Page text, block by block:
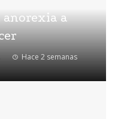
anorexia a
Hace 2 semanas